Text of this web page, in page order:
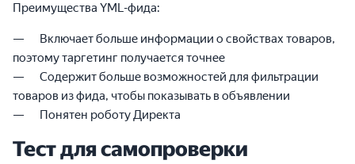
Преимущества YML-фида:
Включает больше информации о свойствах товаров,
поэтому таргетинг получается точнее
Содержит больше возможностей для фильтрации
товаров из фида, чтобы показывать в объявлении
Понятен роботу Директа
Тест для самопроверки